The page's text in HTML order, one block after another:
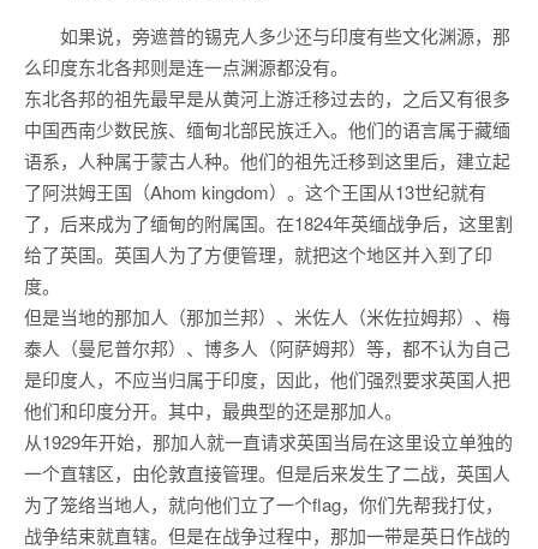
如果说，旁遮普的锡克人多少还与印度有些文化渊源，那
么印度东北各邦则是连一点渊源都没有。
东北各邦的祖先最早是从黄河上游迁移过去的，之后又有很多
中国西南少数民族、缅甸北部民族迁入。他们的语言属于藏缅
语系，人种属于蒙古人种。他们的祖先迁移到这里后，建立起
了阿洪姆王国（Ahom kingdom）。这个王国从13世纪就有
了，后来成为了缅甸的附属国。在1824年英缅战争后，这里割
给了英国。英国人为了方便管理，就把这个地区并入到了印
度。
但是当地的那加人（那加兰邦）、米佐人（米佐拉姆邦）、梅
泰人（曼尼普尔邦）、博多人（阿萨姆邦）等，都不认为自己
是印度人，不应当归属于印度，因此，他们强烈要求英国人把
他们和印度分开。其中，最典型的还是那加人。
从1929年开始，那加人就一直请求英国当局在这里设立单独的
一个直辖区，由伦敦直接管理。但是后来发生了二战，英国人
为了笼络当地人，就向他们立了一个flag，你们先帮我打仗，
战争结束就直辖。但是在战争过程中，那加一带是英日作战的